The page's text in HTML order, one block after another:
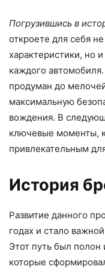
Погрузившись в
откроете для себя
характеристики, но
каждого
продуман до
максимальную
вождения. В
ключевые моменты,
привлекательным
История
Развитие данного
годах и стало
Этот путь был полон
которые